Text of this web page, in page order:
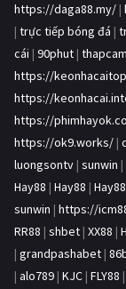
https://daga88.my/ |
| trực tiếp bóng đá |
cái | 90phut | thapcam
https://
https://
https://
https://ok9.works/ |
luongsontv | sunwin |
Hay88 | Hay88 | Hay88
sunwin | https://
RR88 | shbet | XX88 |
| grandpashabet |
| alo789 | KJC | FLY88 |